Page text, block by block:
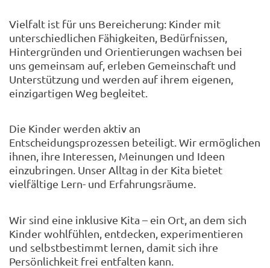
Vielfalt ist für uns Bereicherung: Kinder mit
unterschiedlichen Fähigkeiten, Bedürfnissen,
Hintergründen und Orientierungen wachsen bei
uns gemeinsam auf, erleben Gemeinschaft und
Unterstützung und werden auf ihrem eigenen,
einzigartigen Weg begleitet.
Die Kinder werden aktiv an
Entscheidungsprozessen beteiligt. Wir ermöglichen
ihnen, ihre Interessen, Meinungen und Ideen
einzubringen. Unser Alltag in der Kita bietet
vielfältige Lern- und Erfahrungsräume.
Wir sind eine inklusive Kita – ein Ort, an dem sich
Kinder wohlfühlen, entdecken, experimentieren
und selbstbestimmt lernen, damit sich ihre
Persönlichkeit frei entfalten kann.